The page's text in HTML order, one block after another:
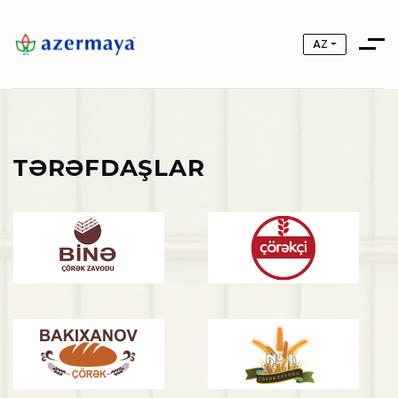
AZ
TƏRƏFDAŞLAR